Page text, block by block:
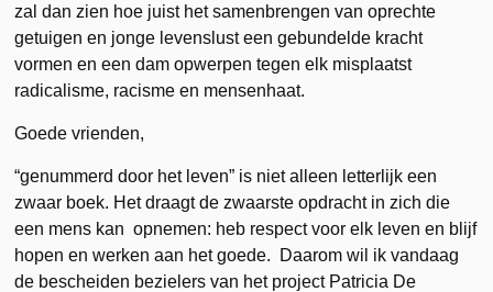
zal dan zien hoe juist het samenbrengen van oprechte
getuigen en jonge levenslust een gebundelde kracht
vormen en een dam opwerpen tegen elk misplaatst
radicalisme, racisme en mensenhaat.
Goede vrienden,
“genummerd door het leven” is niet alleen letterlijk een
zwaar boek. Het draagt de zwaarste opdracht in zich die
een mens kan opnemen: heb respect voor elk leven en blijf
hopen en werken aan het goede. Daarom wil ik vandaag
de bescheiden bezielers van het project Patricia De